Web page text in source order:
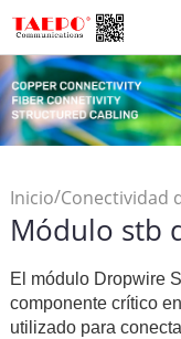
Inicio/Conectividad
Cobre/Módulo stb
Módulo stb
El módulo Dropwire
componente crítico
utilizado para